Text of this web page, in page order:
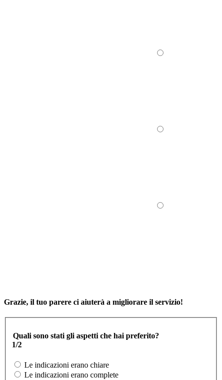
Grazie, il tuo parere ci aiuterà a migliorare il servizio!
Quali sono stati gli aspetti che hai preferito?
1/2
Le indicazioni erano chiare
Le indicazioni erano complete